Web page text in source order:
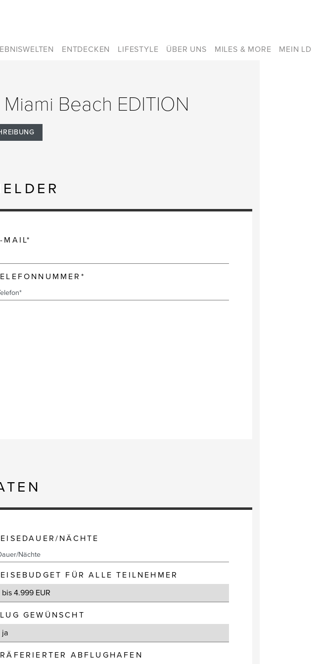
ENTDECKEN LIFESTYLE ÜBER UNS MILES & MORE MEIN LD
Beach EDITION
MAIL*
NÄCHTE
FÜR ALLE TEILNEHMER
GEWÜNSCHT
ABFLUGHAFEN